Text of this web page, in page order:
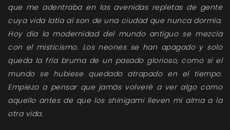
que me adentraba en las avenidas repletas de gente
cuya vida latía al son de una ciudad que nunca dormía.
Hoy día la modernidad del mundo antiguo se mezcla
con el misticismo. Los neones se han apagado y solo
queda la fría bruma de un pasado glorioso, como si el
mundo se hubiese quedado atrapado en el tiempo.
Empiezo a pensar que jamás volveré a ver algo como
aquello antes de que los shinigami lleven mi alma a la
otra vida.